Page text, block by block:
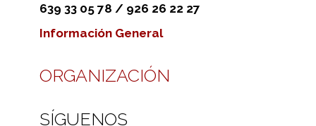
639 33 05 78 / 926 26 22 27
Información General
ORGANIZACIÓN
SÍGUENOS